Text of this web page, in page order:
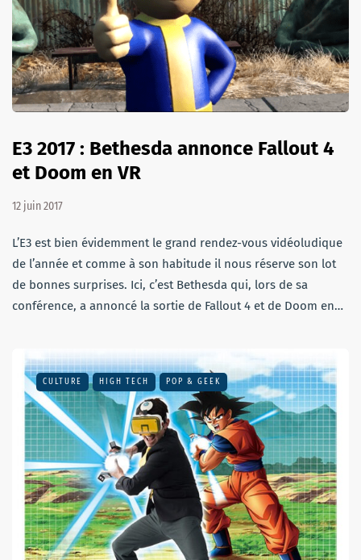
E3 2017 : Bethesda annonce Fallout 4
et Doom en VR
12 juin 2017
L’E3 est bien évidemment le grand rendez-vous vidéoludique
de l’année et comme à son habitude il nous réserve son lot
de bonnes surprises. Ici, c’est Bethesda qui, lors de sa
conférence, a annoncé la sortie de Fallout 4 et de Doom en…
CULTURE HIGH TECH POP & GEEK